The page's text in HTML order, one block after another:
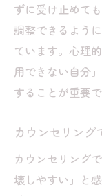
ずに受け止めて
調整できるよう
ています。心理
用できない自分
することが重要で
カウンセリング
カウンセリング
壊しやすい」と